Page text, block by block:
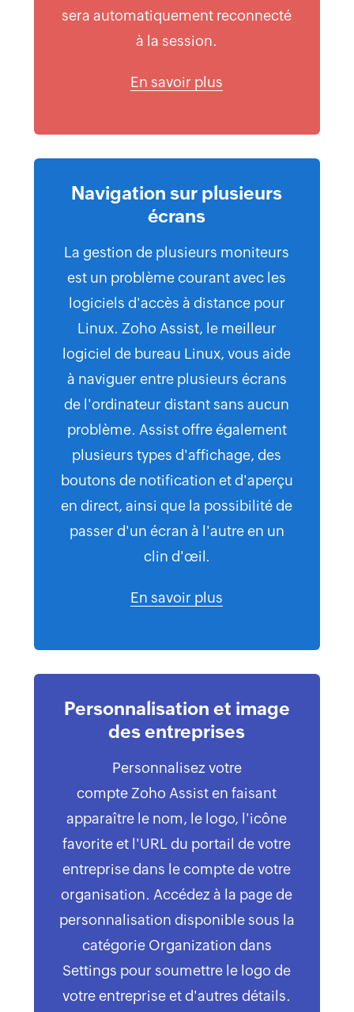
sera automatiquement reconnecté
à la session.
En savoir plus
Navigation sur plusieurs
écrans
La gestion de plusieurs moniteurs
est un problème courant avec les
logiciels d'accès à distance pour
Linux. Zoho Assist, le meilleur
logiciel de bureau Linux, vous aide
à naviguer entre plusieurs écrans
de l'ordinateur distant sans aucun
problème. Assist offre également
plusieurs types d'affichage, des
boutons de notification et d'aperçu
en direct, ainsi que la possibilité de
passer d'un écran à l'autre en un
clin d'œil.
En savoir plus
Personnalisation et image
des entreprises
Personnalisez votre
compte Zoho Assist en faisant
apparaître le nom, le logo, l'icône
favorite et l'URL du portail de votre
entreprise dans le compte de votre
organisation. Accédez à la page de
personnalisation disponible sous la
catégorie Organization dans
Settings pour soumettre le logo de
votre entreprise et d'autres détails.